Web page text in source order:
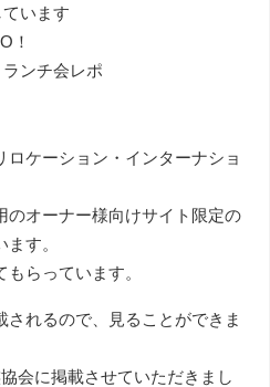
います
！
ンチ会レポ
ロケーション・インターナショ
のオーナー様向けサイト限定の
す。
らっています。
れるので、見ることができま
会に掲載させていただきまし